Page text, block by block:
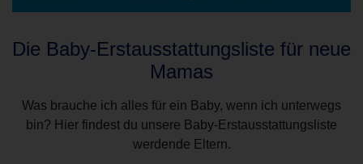
Die Baby-Erstausstattungsliste für neue
Mamas
Was brauche ich alles für ein Baby, wenn ich unterwegs
bin? Hier findest du unsere Baby-Erstausstattungsliste
werdende Eltern.